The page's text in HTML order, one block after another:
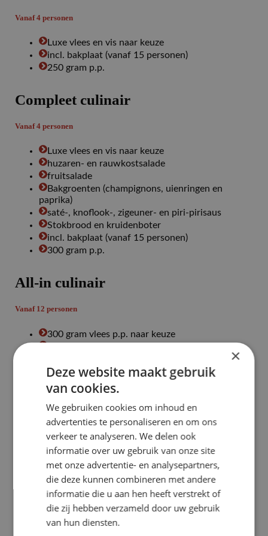
Vanaf 4 personen
Luxe vlees en vis naar keuze
incl. bakplaat (vanaf 15 personen)
250 gram p.p.
Compleet culinair
Vanaf 4 personen
Luxe vlees en vis naar keuze
huzaren- en rauwkostsalade
fruitsalade
Bakgroenten (champignons, uienringen en
paprika)
saté-, knoflook-, zigeuner- en piri-pirisaus
Stokbrood en kruidenboter
incl. bakplaat (vanaf 15 personen)
300 gram p.p.
All-in culinair
Vanaf 12 personen
300 gram vlees p.p. naar keuze
Pastasalade
Gratis bezorgd
incl. bakplaat (vanaf 15 personen)
Incl. borden en bestek
Let op:
Basis en compleet te bestellen vanaf 4 personen.
ALL-IN vanaf 12 personen
×
Deze website maakt gebruik
van cookies.
We gebruiken cookies om inhoud en
advertenties te personaliseren en om ons
verkeer te analyseren. We delen ook
informatie over uw gebruik van onze site
met onze advertentie- en analysepartners,
die deze kunnen combineren met andere
informatie die u aan hen heeft verstrekt of
die zij hebben verzameld door uw gebruik
van hun diensten.